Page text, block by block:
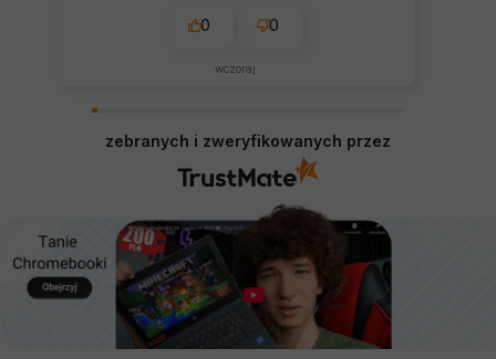
0 0
wczoraj
zebranych i zweryfikowanych przez